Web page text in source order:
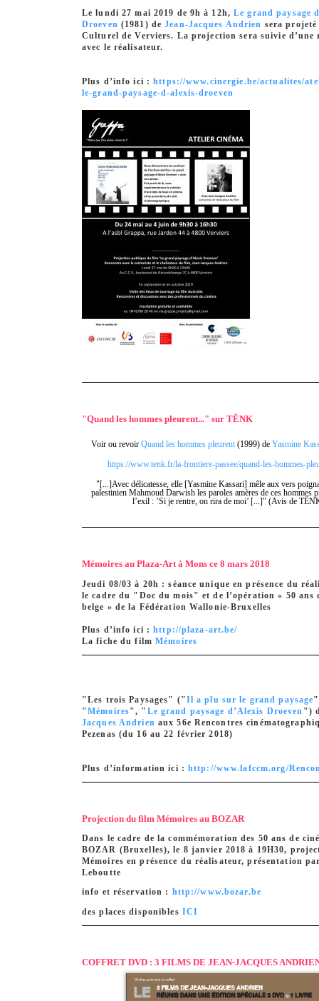
Le lundi 27 mai 2019 de 9h à 12h,
Le grand paysage
Droeven (1981) deJean-Jacques Andrien sera
Culturel de Verviers. La projection sera suivie d’une
avec le réalisateur.
Plus d’info ici :
https://www.cinergie.be/actualites/
le-grand-paysage-d-alexis-droeven
"Quand les hommes pleurent..." sur TËNK
Voir ou revoir Quand les hommes pleurent(1999) de Yasmine
https://www.tenk.fr/la-frontiere-passee/quand-les-hommes-
"[...]Avec délicatesse, elle [Yasmine Kassari] mêle aux vers
palestinien Mahmoud Darwish les paroles amères de ces hommes
l’exil : ’Si je rentre, on rira de moi’ [...]" (Avis de
Mémoires au Plaza-Art à Mons ce 8 mars 2018
Jeudi 08/03 à 20h : séance unique en présence du
le cadre du "Doc du mois" et de l’opération « 50 ans
belge » de la Fédération Wallonie-Bruxelles
Plus d’info ici :http://plaza-art.be/
La fiche du filmMémoires
"Les trois Paysages" ("Il a plu sur le grand paysage
"Mémoires", " Le grand paysage d’Alexis Droeven ")
Jacques Andrien aux 56e Rencontres
Pezenas (du 16 au 22 février 2018)
Plus d’information ici : http://www.lafccm.org/
Projection du film Mémoires au BOZAR
Dans le cadre de la commémoration des 50 ans de
BOZAR (Bruxelles), le 8 janvier 2018 à 19H30,
Mémoires en présence du réalisateur, présentation
Leboutte
info et réservation : http://www.bozar.be
des places disponibles ICI
COFFRET DVD : 3 FILMS DE JEAN-JACQUES